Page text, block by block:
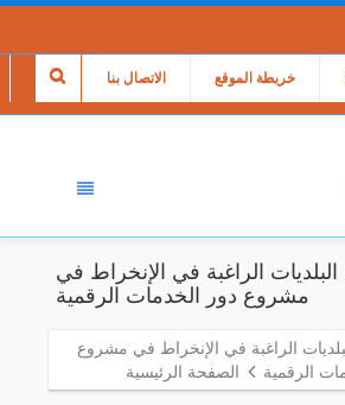
الاتصال بنا خريطة الموقع
الراغبة في الإنخراط في
مشروع دور الخدمات الرقمية
الراغبة في الإنخراط في مشروع
الرقمية
الصفحة الرئيسية